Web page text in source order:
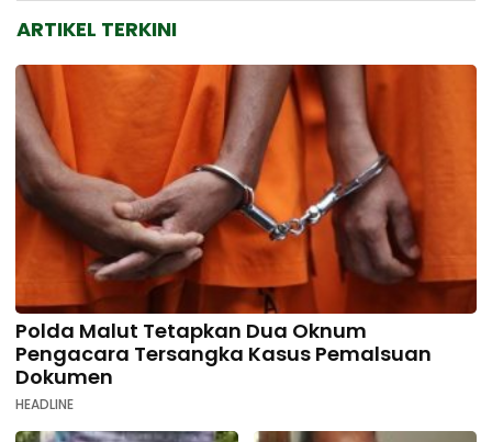
ARTIKEL TERKINI
Polda Malut Tetapkan Dua Oknum
Pengacara Tersangka Kasus Pemalsuan
Dokumen
HEADLINE